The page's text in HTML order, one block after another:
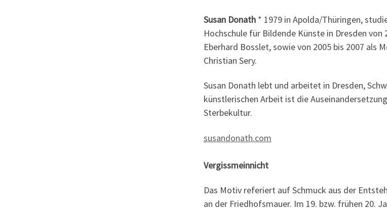
Susan Donath * 1979 in Apolda/Thüringen,
Hochschule für Bildende Künste in Dresden von
Eberhard Bosslet, sowie von 2005 bis 2007 als
Christian Sery.
Susan Donath lebt und arbeitet in Dresden,
künstlerischen Arbeit ist die
Sterbekultur.
susandonath.com
Vergissmeinnicht
Das Motiv referiert auf Schmuck aus der
an der Friedhofsmauer. Im 19. bzw. frühen 20.